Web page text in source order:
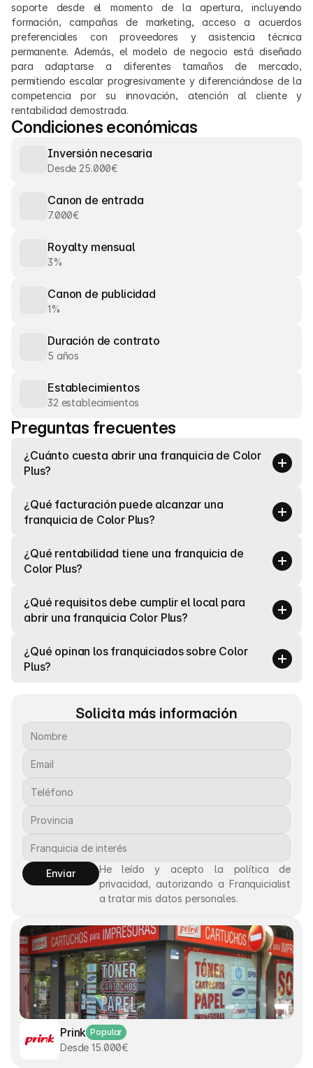
soporte desde el momento de la apertura, incluyendo
formación, campañas de marketing, acceso a acuerdos
preferenciales con proveedores y asistencia técnica
permanente. Además, el modelo de negocio está diseñado
para adaptarse a diferentes tamaños de mercado,
permitiendo escalar progresivamente y diferenciándose de la
competencia por su innovación, atención al cliente y
rentabilidad demostrada.
Condiciones económicas
Inversión necesaria
Desde 25.000€
Canon de entrada
7.000€
Royalty mensual
3%
Canon de publicidad
1%
Duración de contrato
5 años
Establecimientos
32 establecimientos
Preguntas frecuentes
¿Cuánto cuesta abrir una franquicia de Color
Plus?
¿Qué facturación puede alcanzar una
franquicia de Color Plus?
¿Qué rentabilidad tiene una franquicia de
Color Plus?
¿Qué requisitos debe cumplir el local para
abrir una franquicia Color Plus?
¿Qué opinan los franquiciados sobre Color
Plus?
Solicita más información
Enviar
He leído y acepto la política de
privacidad, autorizando a Franquicialist
a tratar mis datos personales.
Prink Popular
Desde 15.000€